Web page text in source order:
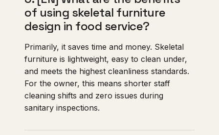
of using skeletal furniture
design in food service?
Primarily, it saves time and money. Skeletal
furniture is lightweight, easy to clean under,
and meets the highest cleanliness standards.
For the owner, this means shorter staff
cleaning shifts and zero issues during
sanitary inspections.